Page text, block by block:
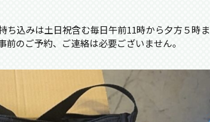
込みは土日祝含む毎日午前11時から夕方５時ま
のご予約、ご連絡は必要ございません。